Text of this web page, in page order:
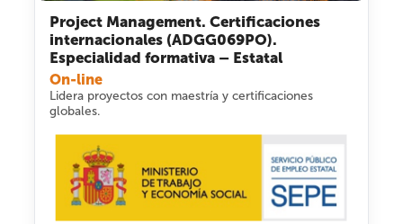
Project Management. Certificaciones
internacionales (ADGG069PO).
Especialidad formativa – Estatal
On-line
Lidera proyectos con maestría y certificaciones
globales.